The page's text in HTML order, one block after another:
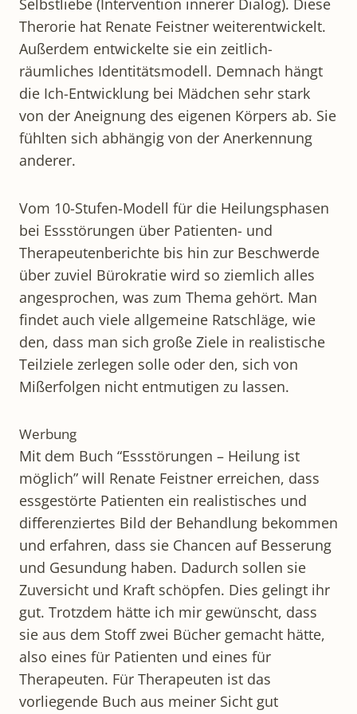
Selbstliebe (Intervention innerer Dialog). Diese
Therorie hat Renate Feistner weiterentwickelt.
Außerdem entwickelte sie ein zeitlich-
räumliches Identitätsmodell. Demnach hängt
die Ich-Entwicklung bei Mädchen sehr stark
von der Aneignung des eigenen Körpers ab. Sie
fühlten sich abhängig von der Anerkennung
anderer.
Vom 10-Stufen-Modell für die Heilungsphasen
bei Essstörungen über Patienten- und
Therapeutenberichte bis hin zur Beschwerde
über zuviel Bürokratie wird so ziemlich alles
angesprochen, was zum Thema gehört. Man
findet auch viele allgemeine Ratschläge, wie
den, dass man sich große Ziele in realistische
Teilziele zerlegen solle oder den, sich von
Mißerfolgen nicht entmutigen zu lassen.
Werbung
Mit dem Buch “Essstörungen – Heilung ist
möglich” will Renate Feistner erreichen, dass
essgestörte Patienten ein realistisches und
differenziertes Bild der Behandlung bekommen
und erfahren, dass sie Chancen auf Besserung
und Gesundung haben. Dadurch sollen sie
Zuversicht und Kraft schöpfen. Dies gelingt ihr
gut. Trotzdem hätte ich mir gewünscht, dass
sie aus dem Stoff zwei Bücher gemacht hätte,
also eines für Patienten und eines für
Therapeuten. Für Therapeuten ist das
vorliegende Buch aus meiner Sicht gut